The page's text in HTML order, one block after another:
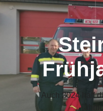
Auch 2024 half